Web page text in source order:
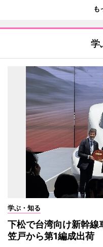
も
学
学ぶ・知る
下松で台湾向け新幹
笠戸から第1編成出荷